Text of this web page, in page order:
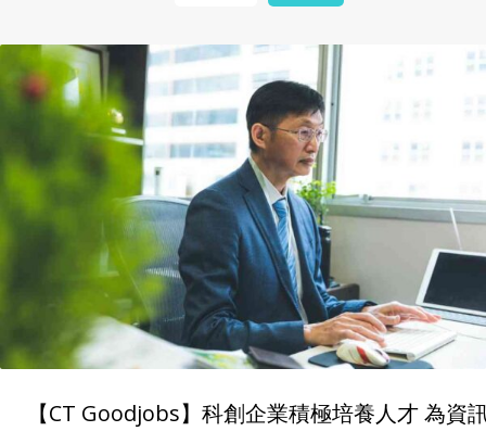
【CT Goodjobs】科創企業積極培養人才 為資